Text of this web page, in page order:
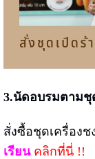
3.นัดอบรมตาม
สั่งซื้อชุดเครื่องช
เรียน คลิกที่นี่ !!